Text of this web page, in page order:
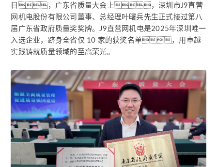
日，广东省质量大会上，深圳市J9直营
网机电股份有限公司董事、总经理叶曙兵先生正式接过第八
届广东省政府质量奖奖牌。J9直营网机电是2025年深圳唯一
入选企业，跻身全省仅 10 家的获奖名单，用卓越
实践铸就质量领域的至高荣光。